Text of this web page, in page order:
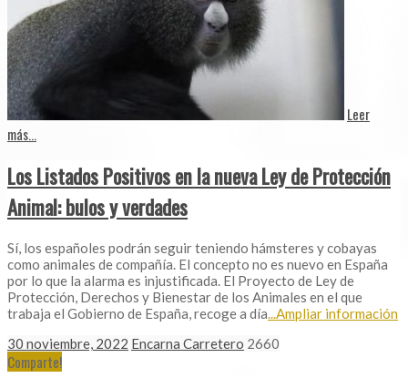
Leer
más...
Los Listados Positivos en la nueva Ley de Protección
Animal: bulos y verdades
Sí, los españoles podrán seguir teniendo hámsteres y cobayas
como animales de compañía. El concepto no es nuevo en España
por lo que la alarma es injustificada. El Proyecto de Ley de
Protección, Derechos y Bienestar de los Animales en el que
trabaja el Gobierno de España, recoge a día...Ampliar información
30 noviembre, 2022 Encarna Carretero 2660
Comparte!